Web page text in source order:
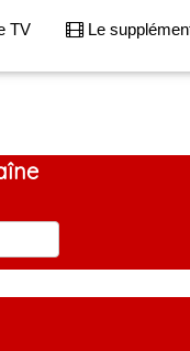
TV Le